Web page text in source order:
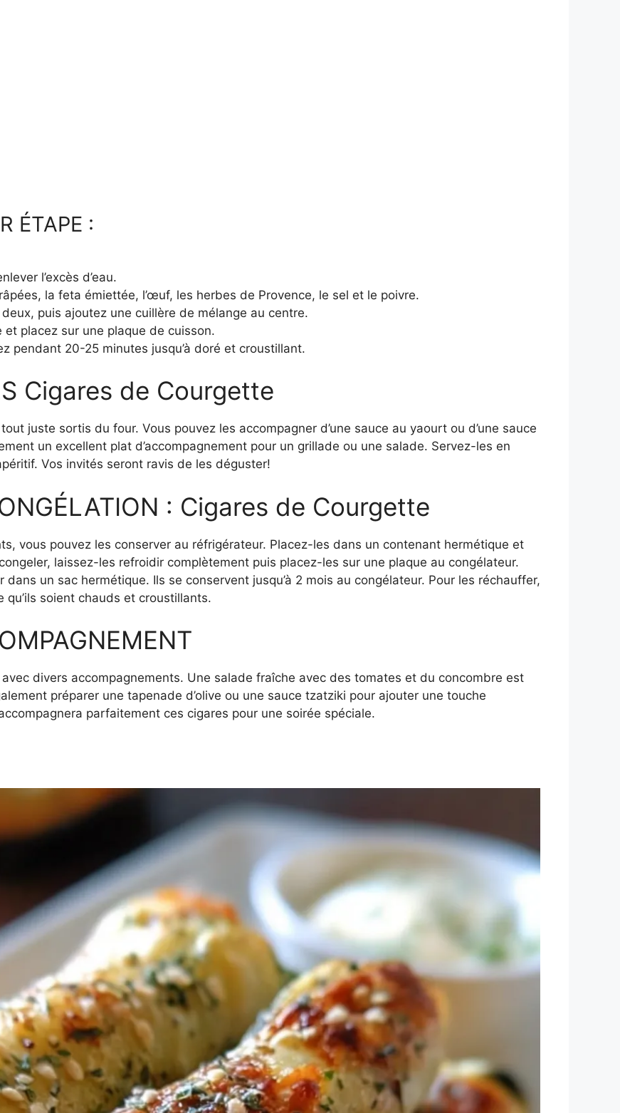
ÉTAPE :
l’excès d’eau.
la feta émiettée, l’œuf, les herbes de Provence, le sel et le poivre.
puis ajoutez une cuillère de mélange au centre.
placez sur une plaque de cuisson.
pendant 20-25 minutes jusqu’à doré et croustillant.
Cigares de Courgette
juste sortis du four. Vous pouvez les accompagner d’une sauce au yaourt ou d’une sauce
un excellent plat d’accompagnement pour un grillade ou une salade. Servez-les en
Vos invités seront ravis de les déguster!
: Cigares de Courgette
vous pouvez les conserver au réfrigérateur. Placez-les dans un contenant hermétique et
laissez-les refroidir complètement puis placez-les sur une plaque au congélateur.
un sac hermétique. Ils se conservent jusqu’à 2 mois au congélateur. Pour les réchauffer,
qu’ils soient chauds et croustillants.
divers accompagnements. Une salade fraîche avec des tomates et du concombre est
préparer une tapenade d’olive ou une sauce tzatziki pour ajouter une touche
parfaitement ces cigares pour une soirée spéciale.